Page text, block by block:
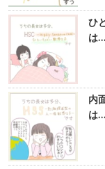
ひ
は
内
は